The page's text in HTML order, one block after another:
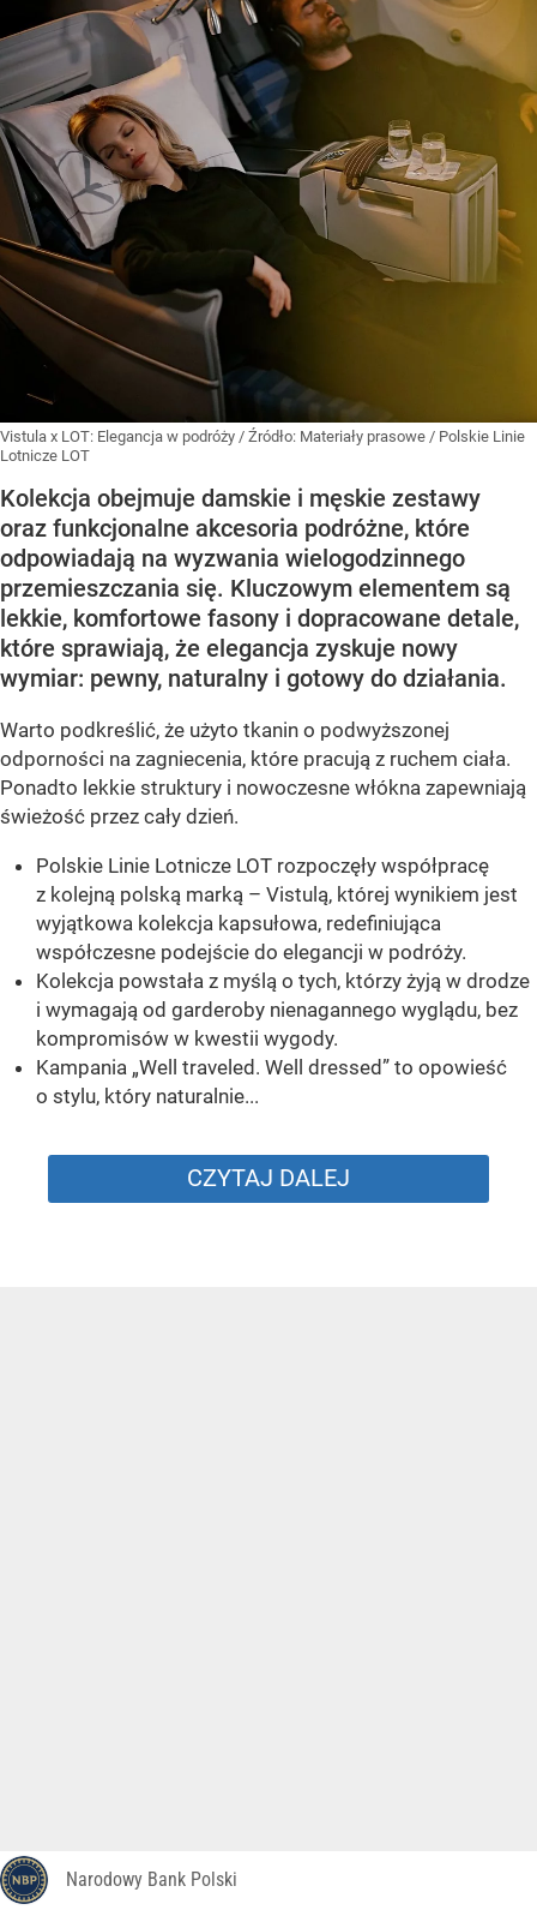
Vistula x LOT: Elegancja w podróży / Źródło: Materiały prasowe / Polskie Linie
Lotnicze LOT
Kolekcja obejmuje damskie i męskie zestawy
oraz funkcjonalne akcesoria podróżne, które
odpowiadają na wyzwania wielogodzinnego
przemieszczania się. Kluczowym elementem są
lekkie, komfortowe fasony i dopracowane detale,
które sprawiają, że elegancja zyskuje nowy
wymiar: pewny, naturalny i gotowy do działania.
Warto podkreślić, że użyto tkanin o podwyższonej
odporności na zagniecenia, które pracują z ruchem ciała.
Ponadto lekkie struktury i nowoczesne włókna zapewniają
świeżość przez cały dzień.
Polskie Linie Lotnicze LOT rozpoczęły współpracę
z kolejną polską marką – Vistulą, której wynikiem jest
wyjątkowa kolekcja kapsułowa, redefiniująca
współczesne podejście do elegancji w podróży.
Kolekcja powstała z myślą o tych, którzy żyją w drodze
i wymagają od garderoby nienagannego wyglądu, bez
kompromisów w kwestii wygody.
Kampania „Well traveled. Well dressed” to opowieść
o stylu, który naturalnie...
CZYTAJ DALEJ
Narodowy Bank Polski